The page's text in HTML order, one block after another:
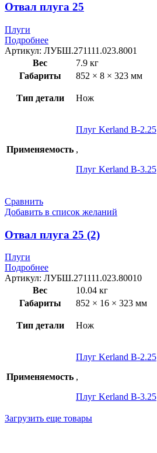
Отвал плуга 25
Плуги
Подробнее
Артикул: ЛУБШ.271111.023.8001
Вес
7.9 кг
Габариты
852 × 8 × 323 мм
Тип детали Нож
Применяемость
Плуг Kerland B-2.25
,
Плуг Kerland B-3.25
Сравнить
Добавить в список желаний
Отвал плуга 25 (2)
Плуги
Подробнее
Артикул: ЛУБШ.271111.023.80010
Вес
10.04 кг
Габариты
852 × 16 × 323 мм
Тип детали Нож
Применяемость
Плуг Kerland B-2.25
,
Плуг Kerland B-3.25
Загрузить еще товары